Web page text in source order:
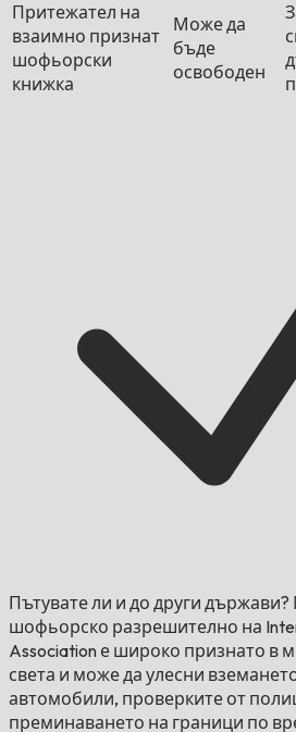
Притежател на
взаимно признат
шофьорски
книжка
Може да
бъде
освободен
Пътувате ли и до други държави?
шофьорско разрешително на
Association е широко признато в
света и може да улесни
автомобили, проверките от
преминаването на граници по